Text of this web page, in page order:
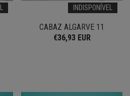
INDISPONÍVEL
CABAZ ALGARVE 11
€36,93 EUR